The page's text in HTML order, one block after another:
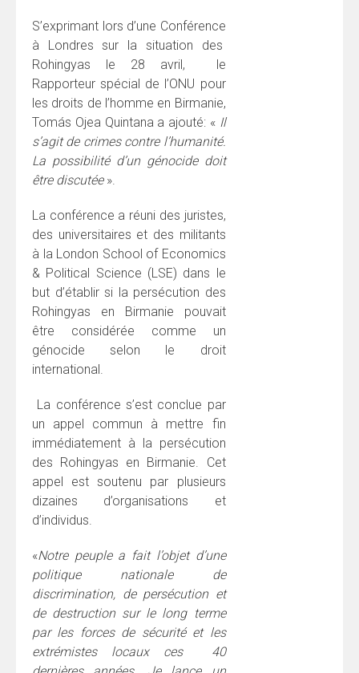
S’exprimant lors d’une Conférence
à Londres sur la situation des
Rohingyas le 28 avril, le
Rapporteur spécial de l’ONU pour
les droits de l’homme en Birmanie,
Tomás Ojea Quintana a ajouté: « Il
s’agit de crimes contre l’humanité.
La possibilité d’un génocide doit
être discutée ».
La conférence a réuni des juristes,
des universitaires et des militants
à la London School of Economics
& Political Science (LSE) dans le
but d’établir si la persécution des
Rohingyas en Birmanie pouvait
être considérée comme un
génocide selon le droit
international.
La conférence s’est conclue par
un appel commun à mettre fin
immédiatement à la persécution
des Rohingyas en Birmanie. Cet
appel est soutenu par plusieurs
dizaines d’organisations et
d’individus.
«Notre peuple a fait l’objet d’une
politique nationale de
discrimination, de persécution et
de destruction sur le long terme
par les forces de sécurité et les
extrémistes locaux ces 40